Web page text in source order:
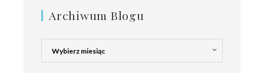
Archiwum Blogu
Archiwum
Blogu